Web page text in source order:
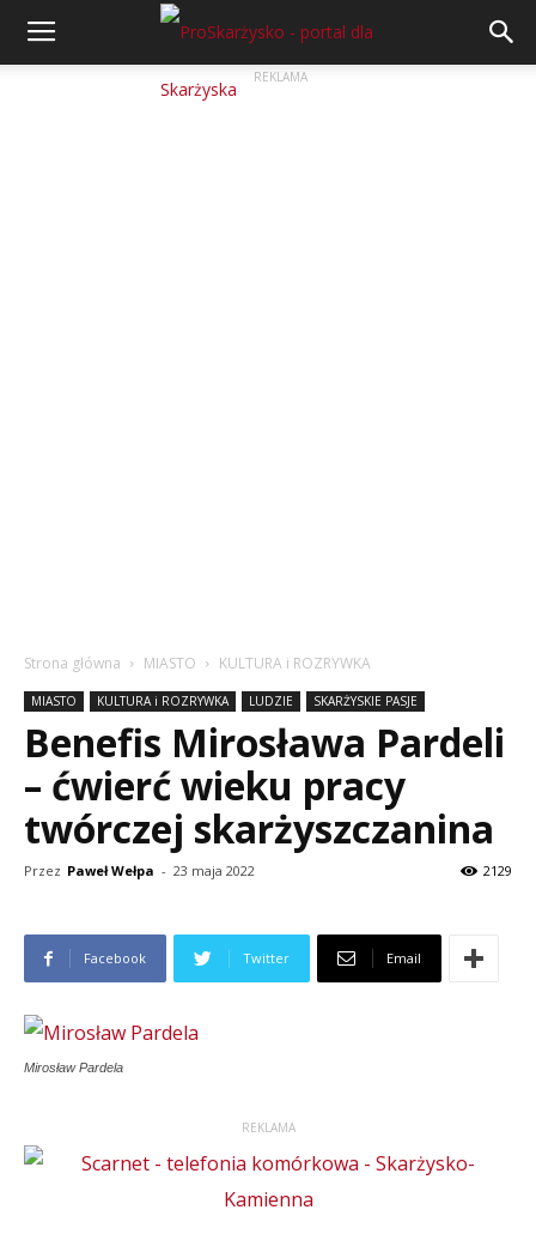
REKLAMA
Strona główna MIASTO KULTURA i ROZRYWKA
MIASTO KULTURA i ROZRYWKA LUDZIE SKARŻYSKIE PASJE
Benefis Mirosława Pardeli
– ćwierć wieku pracy
twórczej skarżyszczanina
Przez Paweł Wełpa - 23 maja 2022 2129
Facebook Twitter Email
Mirosław Pardela
REKLAMA